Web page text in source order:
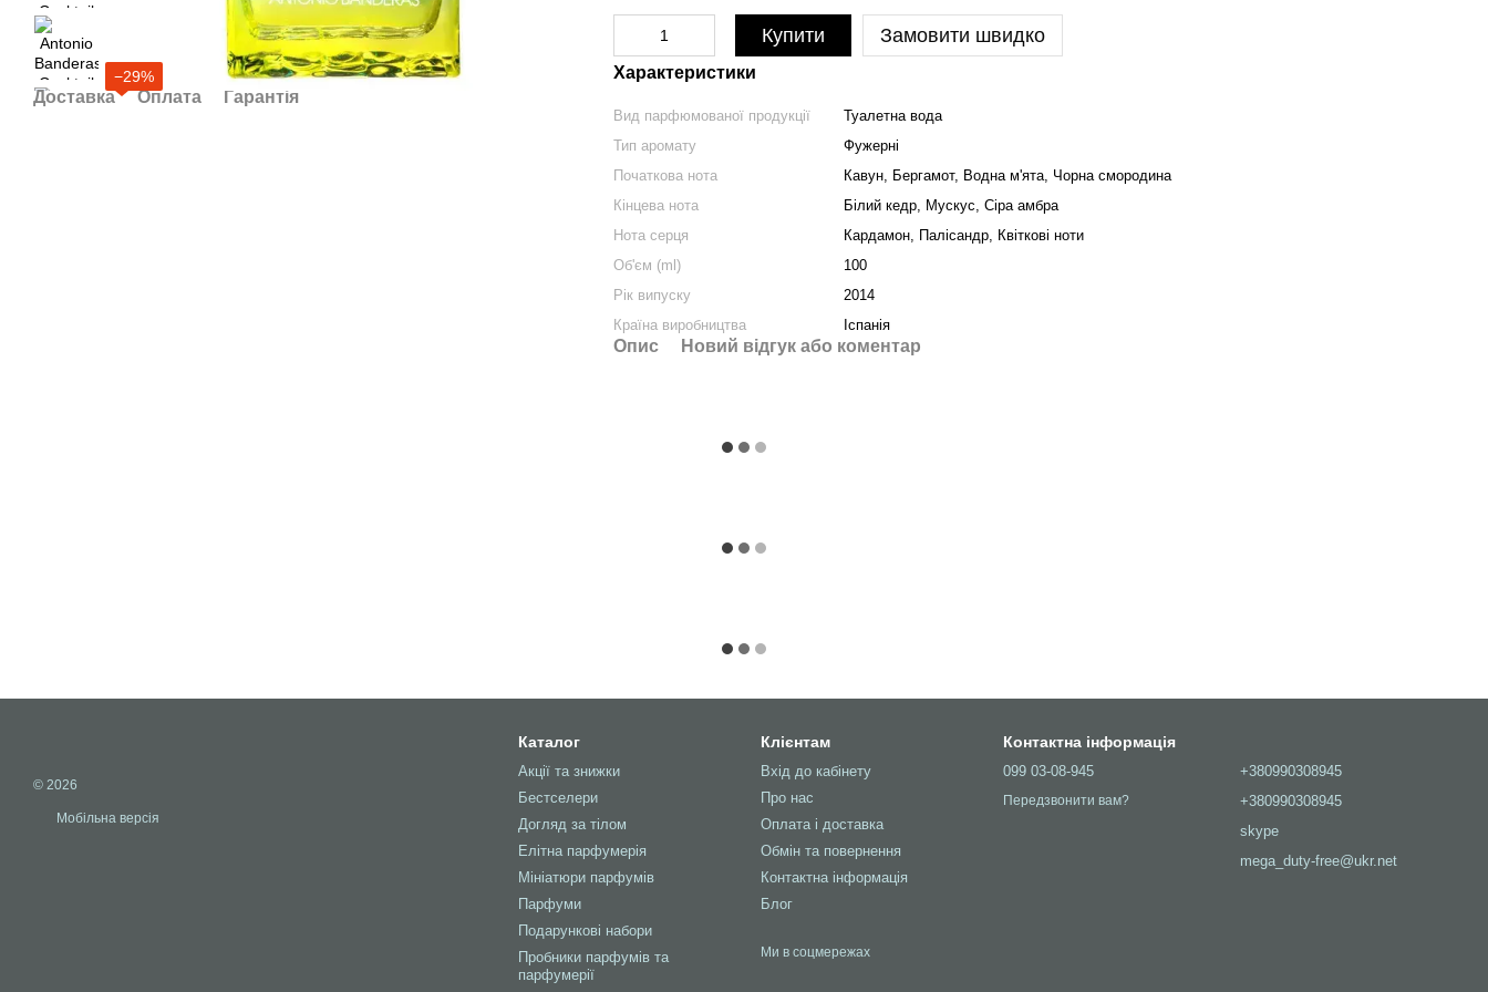
−29%
Доставка Оплата Гарантія
Купити Замовити швидко
Характеристики
Вид парфюмованої продукції
Туалетна вода
Тип аромату
Фужерні
Початкова нота
Кавун, Бергамот, Водна м'ята, Чорна смородина
Кінцева нота
Білий кедр, Мускус, Сіра амбра
Нота серця
Кардамон, Палісандр, Квіткові ноти
Об'єм (ml)
100
Рік випуску
2014
Країна виробництва
Іспанія
Опис Новий відгук або коментар
© 2026
Мобільна версія
Каталог
Акції та знижки
Бестселери
Догляд за тілом
Елітна парфумерія
Мініатюри парфумів
Парфуми
Подарункові набори
Пробники парфумів та
парфумерії
Клієнтам
Вхід до кабінету
Про нас
Оплата і доставка
Обмін та повернення
Контактна інформація
Блог
Ми в соцмережах
Контактна інформація
099 03-08-945
Передзвонити вам?
+380990308945
+380990308945
skype
mega_duty-free@ukr.net